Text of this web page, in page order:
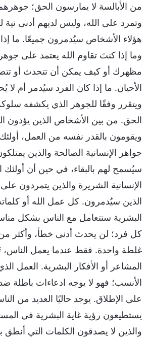
من الأبالسة لا يمارسون الحق؛
وتمرد على الله، وليس لديهم أدنى نية
هؤلاء الأشخاص سيُدمرون جميعًا. ما
وما إذا كنتَ تقاوم الله يعتمد على
مظهرك أو كيف يمكن أن تتحدث أو
الأحيان. ما إذا كان الفرد سيُدمر أم لا
ويتقرر وفقًا للجوهر الذي يكشفه
الحق. من بين الأشخاص الذين يؤدون
ويقومون بالقدر نفسه من العمل، أولئك
جواهر الإنسانية الصالحة والذين
سيُسمح لهم بالبقاء، في حين أن أولئك
الإنسانية الشريرة والذين يتمردون
الذين سيُدمرون. كل عمل الله أو كلماته
البشرية ستتعامل مع الناس بشكل
كل فرد؛ لن يحدث أدنى خطأ، وأكثر
غلطة واحدة. فقط عندما يعمل الناس،
المشاعر أو الأفكار البشرية. العمل
الأنسب؛ فهو لا يوجه ادعاءات باطلة
على الإطلاق. يوجد حاليًا العديد من
يستطيعون رؤية غاية البشرية في
والذين لا يصدقون الكلمات التي أنطق